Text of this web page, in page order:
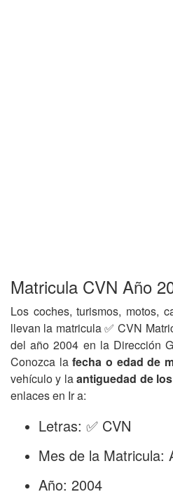
Matricula CVN Año
Los coches, turismos, motos,
llevan la matricula ✅ CVN
del año 2004 en la Dirección
Conozca lafecha o edad de
vehículo y laantiguedad de
enlaces en Ir a:
Letras: ✅ CVN
Mes de la Matricula:
Año: 2004